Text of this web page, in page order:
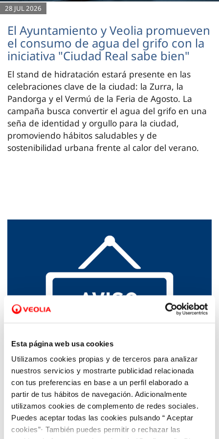
Esta página web usa cookies
Utilizamos cookies propias y de terceros para analizar
nuestros servicios y mostrarte publicidad relacionada
con tus preferencias en base a un perfil elaborado a
partir de tus hábitos de navegación. Adicionalmente
utilizamos cookies de complemento de redes sociales.
Puedes aceptar todas las cookies pulsando “ Aceptar
cookies”· También puedes permitir o rechazar las
28 JUL 2026
El Ayuntamiento y Veolia promueven
el consumo de agua del grifo con la
iniciativa "Ciudad Real sabe bien"
El stand de hidratación estará presente en las
celebraciones clave de la ciudad: la Zurra, la
Pandorga y el Vermú de la Feria de Agosto. La
campaña busca convertir el agua del grifo en una
seña de identidad y orgullo para la ciudad,
promoviendo hábitos saludables y de
sostenibilidad urbana frente al calor del verano.
06 JUL 2023
El agua de Torquemada ya es apta para el
consumo